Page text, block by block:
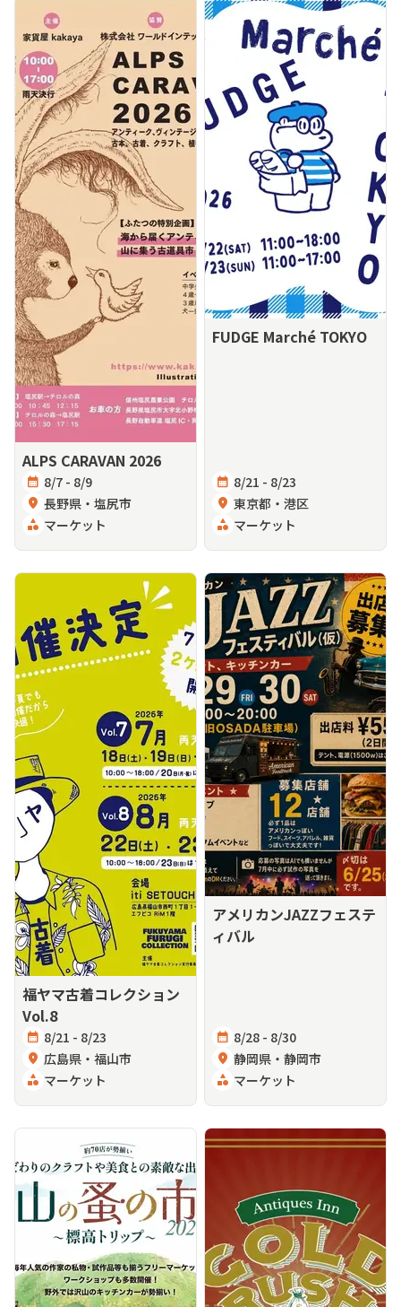
ALPS CARAVAN 2026
calendar_month 8/7 - 8/9
location_on 長野県・塩尻市
category マーケット
FUDGE Marché TOKYO
calendar_month 8/21 - 8/23
location_on 東京都・港区
category マーケット
福ヤマ古着コレクション
Vol.8
calendar_month 8/21 - 8/23
location_on 広島県・福山市
category マーケット
アメリカンJAZZフェステ
ィバル
calendar_month 8/28 - 8/30
location_on 静岡県・静岡市
category マーケット